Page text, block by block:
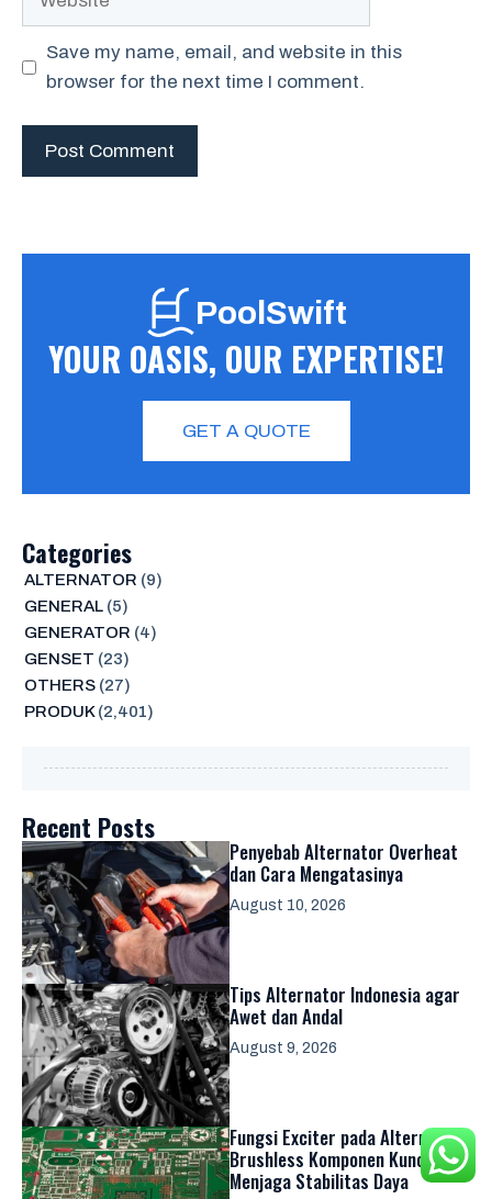
Save my name, email, and website in this
browser for the next time I comment.
PoolSwift
YOUR OASIS, OUR EXPERTISE!
GET A QUOTE
Categories
ALTERNATOR (9)
GENERAL(5)
GENERATOR (4)
GENSET (23)
OTHERS(27)
PRODUK(2,401)
Recent Posts
Penyebab Alternator Overheat
dan Cara Mengatasinya
August 10, 2026
Tips Alternator Indonesia agar
Awet dan Andal
August 9, 2026
Fungsi Exciter pada Alternator
Brushless Komponen Kunci
Menjaga Stabilitas Daya